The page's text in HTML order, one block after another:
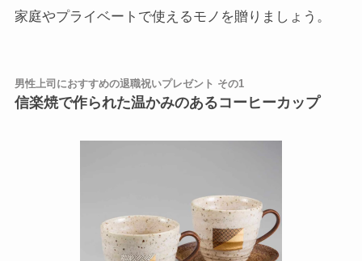
家庭やプライベートで使えるモノを贈りましょう。
男性上司におすすめの退職祝いプレゼント その1
信楽焼で作られた温かみのあるコーヒーカップ